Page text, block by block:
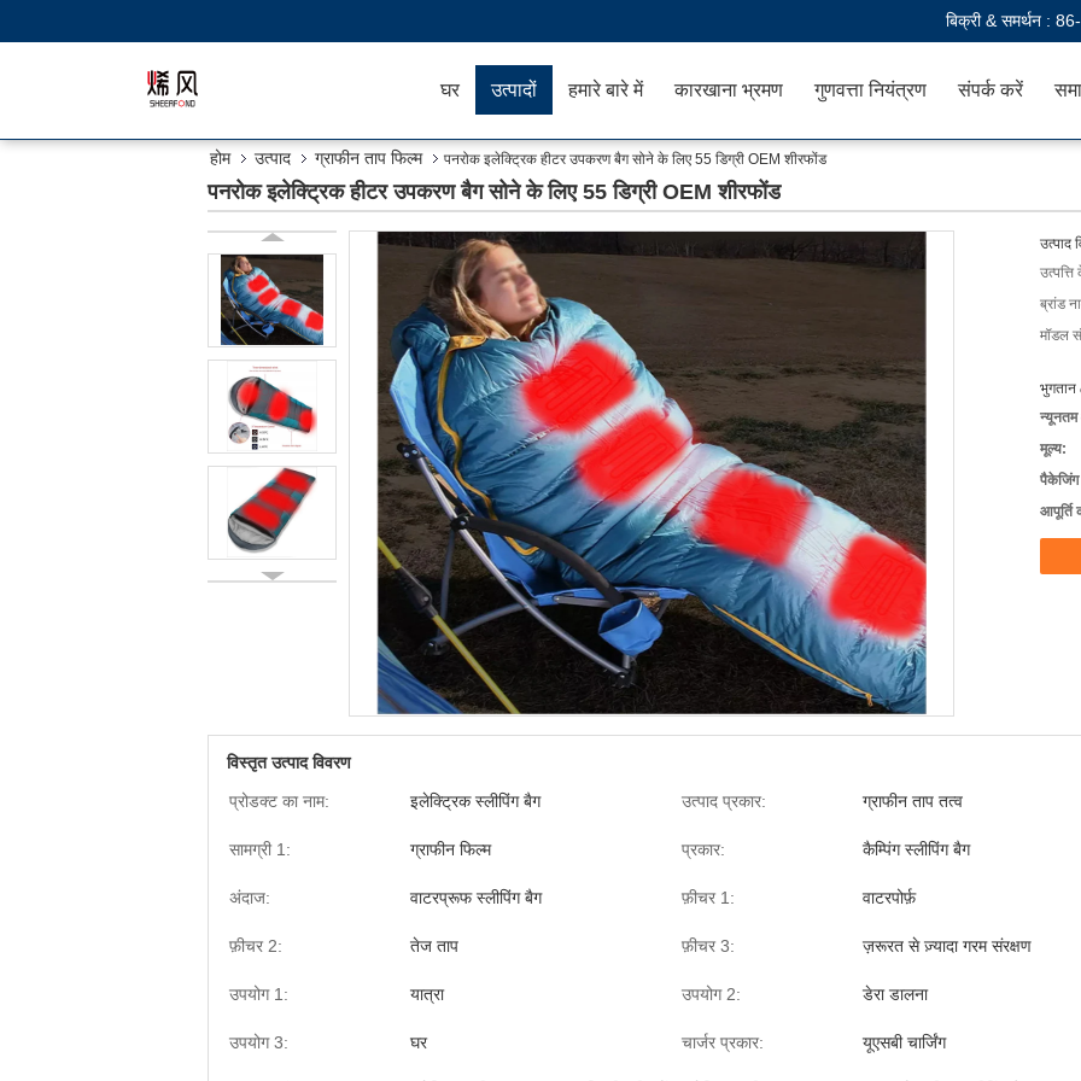
बिक्री & समर्थन :
घर उत्पादों हमारे बारे में कारखाना भ्रमण गुणवत्ता नियंत्रण संपर्क करें
होम उत्पाद ग्राफीन ताप फिल्म पनरोक इलेक्ट्रिक हीटर उपकरण बैग सोने के लिए 55 डिग्री OEM शीरफोंड
पनरोक इलेक्ट्रिक हीटर उपकरण बैग सोने के लिए 55 डिग्री OEM शीरफोंड
उत्पाद
ब्रांड
मॉडल
भुगतान
न्यूनतम
मूल्य:
पैकेजिंग
आपूर्ति
विस्तृत उत्पाद विवरण
प्रोडक्ट का नाम:
इलेक्ट्रिक स्लीपिंग बैग उत्पाद प्रकार: ग्राफीन ताप तत्व
सामग्री 1: ग्राफीन फिल्म प्रकार: कैम्पिंग स्लीपिंग बैग
अंदाज: वाटरप्रूफ स्लीपिंग बैग फ़ीचर 1: वाटरपोर्फ़
फ़ीचर 2: तेज ताप फ़ीचर 3: ज़रूरत से ज़्यादा गरम संरक्षण
उपयोग 1: यात्रा उपयोग 2: डेरा डालना
उपयोग 3: घर चार्जर प्रकार: यूएसबी चार्जिंग